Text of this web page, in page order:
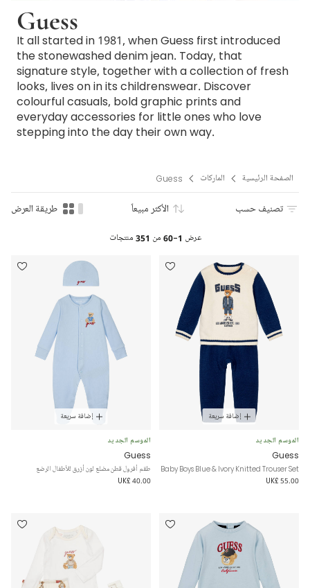
Guess
It all started in 1981, when Guess first introduced
the stonewashed denim jean. Today, that
signature style, together with a collection of fresh
looks, lives on in its childrenswear. Discover
colourful casuals, bold graphic prints and
everyday accessories for little ones who love
stepping into the day their own way.
الصفحة الرئيسية الماركات Guess
تصنيف حسب الأكثر مبيعاً طريقة العرض
عرض 1-60 من 351 منتجات
إضافة سريعة
الموسم الجديد
Guess
Baby Boys Blue & Ivory Knitted Trouser Set
UK£ 55.00
إضافة سريعة
الموسم الجديد
Guess
طقم أفرول قطن مضلع لون أزرق للأطفال الرضع
UK£ 40.00